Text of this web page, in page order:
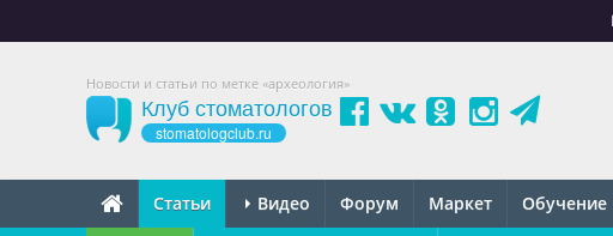
Новости и статьи по метке «археология»
Клуб стоматологов
stomatologclub.ru
Статьи Видео Форум Маркет Обучение